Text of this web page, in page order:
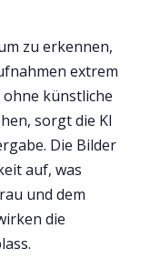
zu erkennen,
extrem
künstliche
sorgt die KI
Die Bilder
auf, was
und dem
die